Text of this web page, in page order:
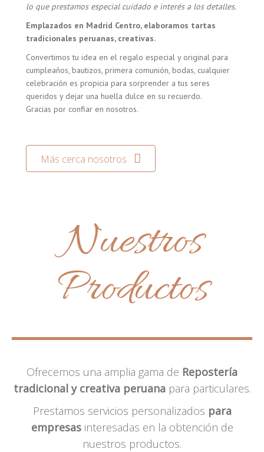
lo que prestamos especial cuidado e interés a los detalles.
Emplazados en Madrid Centro, elaboramos tartas
tradicionales peruanas, creativas.
Convertimos tu idea en el regalo especial y original para
cumpleaños, bautizos, primera comunión, bodas, cualquier
celebración es propicia para sorprender a tus seres
queridos y dejar una huella dulce en su recuerdo.
Gracias por confiar en nosotros.
Más cerca nosotros
Nuestros
Productos
Ofrecemos una amplia gama de Repostería
tradicional y creativa peruanapara particulares.
Prestamos servicios personalizados para
empresasinteresadas en la obtención de
nuestros productos.